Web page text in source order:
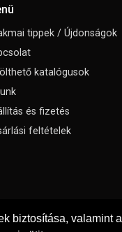
biztosítása, valamint a
tippek / Újdonságok
katalógusok
és fizetés
feltételek